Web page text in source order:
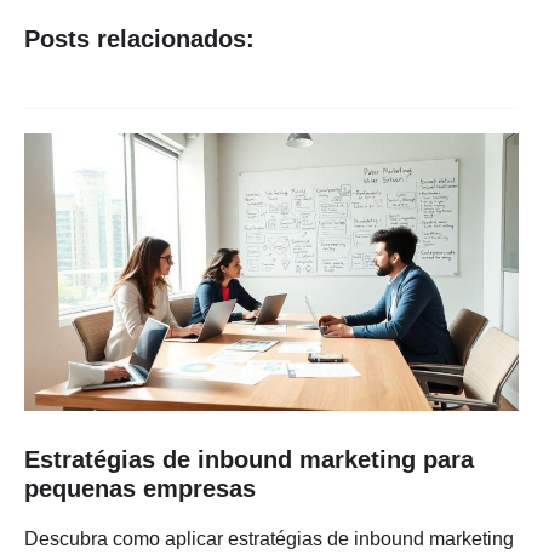
Posts relacionados:
Estratégias de inbound marketing para
pequenas empresas
Descubra como aplicar estratégias de inbound marketing